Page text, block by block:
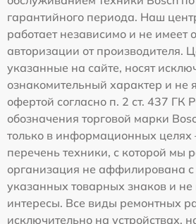
гарантийного периода. Наш
работает независимо и не имеет
авторизации от производителя.
указанные на сайте, носят
ознакомительный характер и не
офертой согласно п. 2 ст. 437 ГК
обозначения торговой марки
только в информационных целях
перечень техники, с которой мы
организация не аффилирована
указанных товарных знаков и не
интересы. Все виды ремонтных
исключительно на устройствах,